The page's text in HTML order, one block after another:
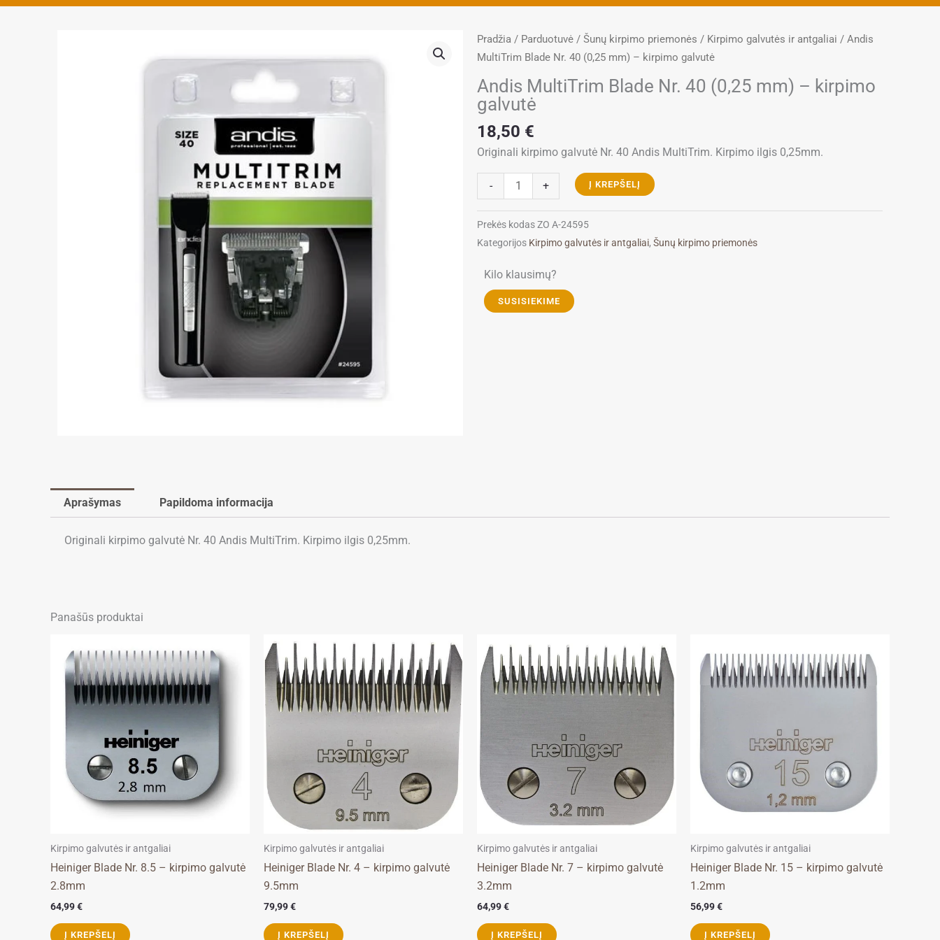
Pradžia / Parduotuvė / Šunų kirpimo priemonės / Kirpimo galvutės ir antgaliai / Andis
MultiTrim Blade Nr. 40 (0,25 mm) – kirpimo galvutė
Andis MultiTrim Blade Nr. 40 (0,25 mm) – kirpimo
galvutė
18,50 €
Originali kirpimo galvutė Nr. 40 Andis MultiTrim. Kirpimo ilgis 0,25mm.
-
produkto
kiekis:
Andis
MultiTrim
Nr.
40
(0,25
+ Į KREPŠELĮ
Prekės kodasZO A-24595
Kategorijos Kirpimo galvutės ir antgaliai, Šunų kirpimo priemonės
Kilo klausimų?
SUSISIEKIME
Aprašymas Papildoma informacija
Originali kirpimo galvutė Nr. 40 Andis MultiTrim. Kirpimo ilgis 0,25mm.
Panašūs produktai
Kirpimo galvutės ir antgaliai
Heiniger Blade Nr. 8.5 – kirpimo galvutė
2.8mm
64,99€
Į KREPŠELĮ
Kirpimo galvutės ir antgaliai
Heiniger Blade Nr. 4 – kirpimo galvutė
9.5mm
79,99€
Į KREPŠELĮ
Kirpimo galvutės ir antgaliai
Heiniger Blade Nr. 7 – kirpimo galvutė
3.2mm
64,99€
Į KREPŠELĮ
Kirpimo galvutės ir antgaliai
Heiniger Blade Nr. 15 – kirpimo galvutė
1.2mm
56,99€
Į KREPŠELĮ